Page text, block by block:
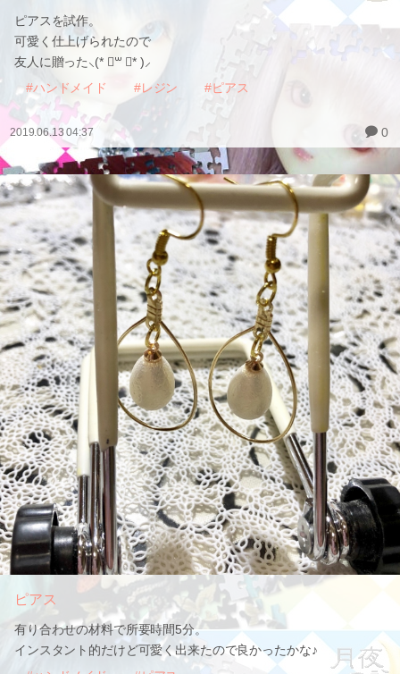
ピアスを試作。
可愛く仕上げられたので
友人に贈った⸜(* ॑꒳ ॑* )⸝
#ハンドメイド
#レジン #ピアス
2019.06.13 04:37 0
ピアス
有り合わせの材料で所要時間5分。
インスタント的だけど可愛く出来たので良かったかな♪